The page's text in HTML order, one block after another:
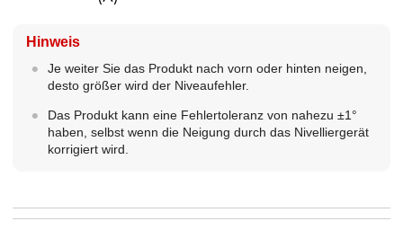
Hinweis
Je weiter Sie das Produkt nach vorn oder hinten neigen,
desto größer wird der Niveaufehler.
Das Produkt kann eine Fehlertoleranz von nahezu ±1°
haben, selbst wenn die Neigung durch das Nivelliergerät
korrigiert wird.